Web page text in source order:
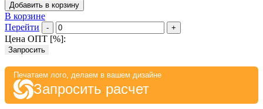
Добавить в корзину
В корзине
Перейти
- +
Цена ОПТ [%]:
Запросить
Печатаем лого, делаем в вашем дизайне
Запросить расчет